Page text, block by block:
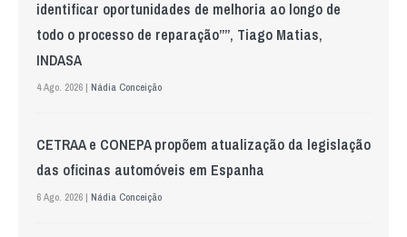
identificar oportunidades de melhoria ao longo de
todo o processo de reparação””, Tiago Matias,
INDASA
4 Ago. 2026 | Nádia Conceição
CETRAA e CONEPA propõem atualização da legislação
das oficinas automóveis em Espanha
6 Ago. 2026 | Nádia Conceição